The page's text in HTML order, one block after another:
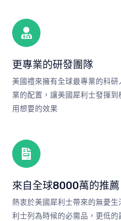
更專業的研發團隊
美國禮來擁有全球最專業的科
業的配置，讓美國犀利士發揮
用想要的效果
來自全球8000萬的推薦
熱衷於美國犀利士帶來的無憂
利士列為時候的必需品，更低